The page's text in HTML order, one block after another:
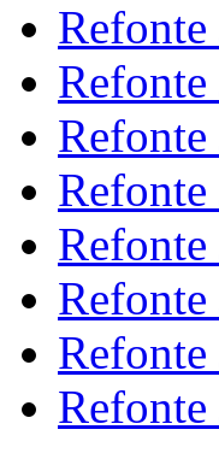
Refonte
Refonte
Refonte
Refonte
Refonte
Refonte
Refonte
Refonte